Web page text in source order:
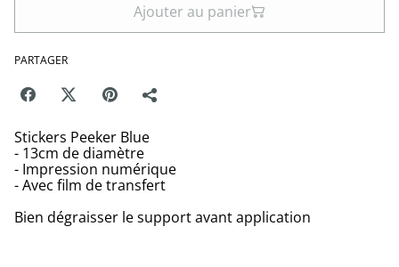
Ajouter au panier
PARTAGER
Stickers Peeker Blue
- 13cm de diamètre
- Impression numérique
- Avec film de transfert
Bien dégraisser le support avant application